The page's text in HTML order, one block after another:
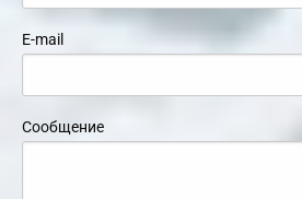
E-mail
Сообщение